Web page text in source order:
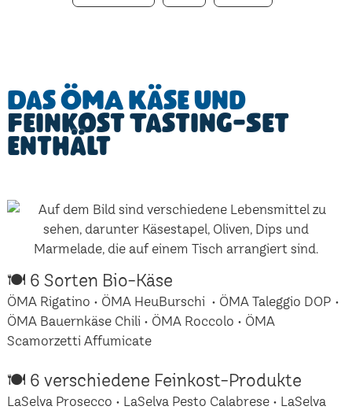
Das ÖMA Käse und
Feinkost Tasting-Set
enthält
🍽 6 Sorten Bio-Käse
ÖMA Rigatino • ÖMA HeuBurschi • ÖMA Taleggio DOP •
ÖMA Bauernkäse Chili • ÖMA Roccolo • ÖMA
Scamorzetti Affumicate
🍽 6 verschiedene Feinkost-Produkte
LaSelva Prosecco • LaSelva Pesto Calabrese • LaSelva